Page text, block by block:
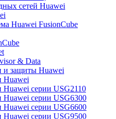
сетей Huawei
Huawei FusionCube
& Data
и защиты Huawei
Huawei
Huawei серии USG2110
Huawei серии USG6300
Huawei серии USG6600
Huawei серии USG9500